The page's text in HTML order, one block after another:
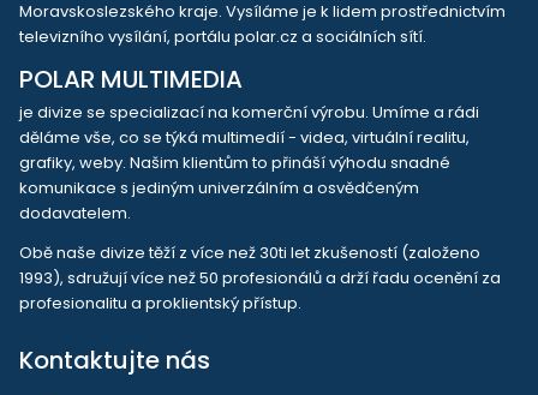
Moravskoslezského kraje. Vysíláme je k lidem prostřednictvím
televizního vysílání, portálu polar.cz a sociálních sítí.
POLAR MULTIMEDIA
je divize se specializací na komerční výrobu. Umíme a rádi
děláme vše, co se týká multimedií - videa, virtuální realitu,
grafiky, weby. Našim klientům to přináší výhodu snadné
komunikace s jediným univerzálním a osvědčeným
dodavatelem.
Obě naše divize těží z více než 30ti let zkušeností (založeno
1993), sdružují více než 50 profesionálů a drží řadu ocenění za
profesionalitu a proklientský přístup.
Kontaktujte nás